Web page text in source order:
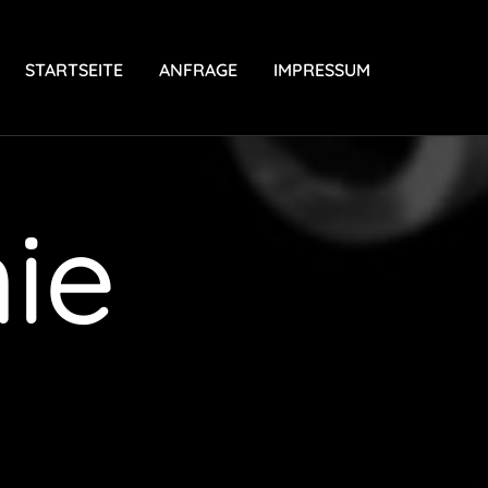
STARTSEITE ANFRAGE IMPRESSUM